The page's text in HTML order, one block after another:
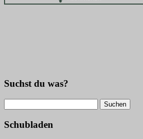
Suchst du was?
nach:
Schubladen